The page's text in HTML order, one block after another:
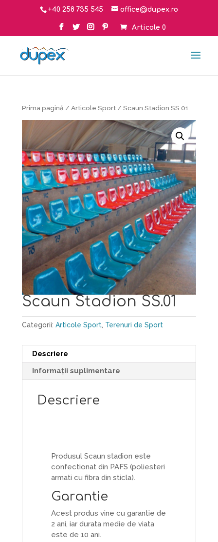
+40 258 735 545 office@dupex.ro
Articole 0
Prima pagină / Articole Sport/ Scaun Stadion SS.01
Scaun Stadion SS.01
Categorii: Articole Sport, Terenuri de Sport
Descriere
Informații suplimentare
Descriere
Produsul Scaun stadion este
confectionat din PAFS (poliesteri
armati cu fibra din sticla).
Garantie
Acest produs vine cu garantie de
2 ani, iar durata medie de viata
este de 10 ani.